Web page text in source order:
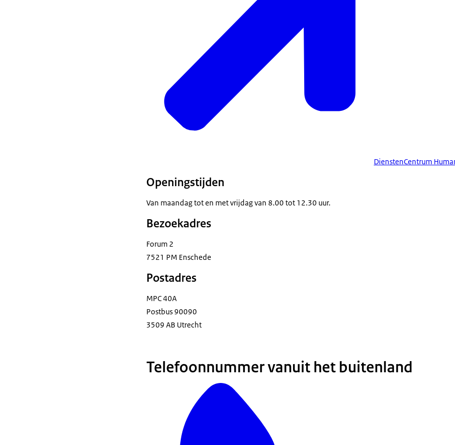
DienstenCentrum
Openingstijden
Van maandag tot en met vrijdag van 8.00 tot 12.30 uur.
Bezoekadres
Forum 2
7521 PM Enschede
Postadres
MPC 40A
Postbus 90090
3509 AB Utrecht
Telefoonnummer vanuit het buitenland